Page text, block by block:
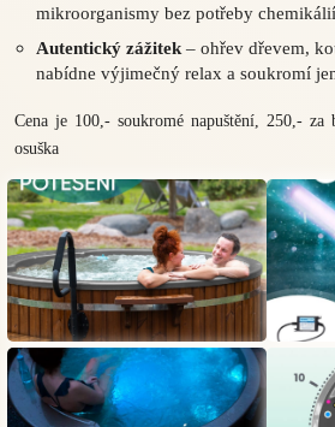
mikroorganismy bez potřeby
Autentický zážitek – ohřev dřevem,
nabídne výjimečný relax a soukromí
Cena je 100,- soukromé napuštění, 250,-
osuška